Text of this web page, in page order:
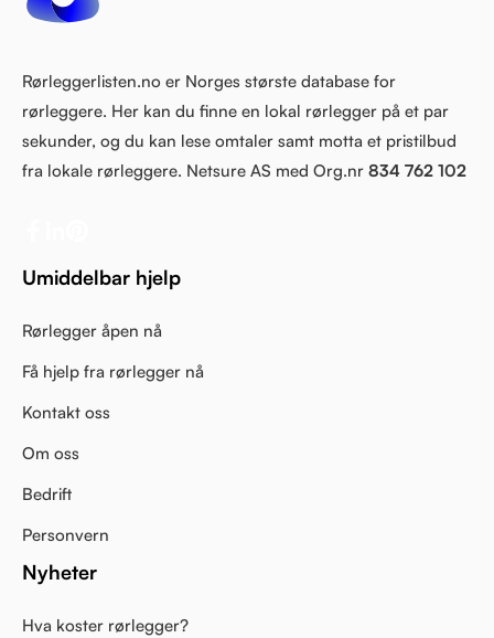
Rørleggerlisten.no er Norges største database for
rørleggere. Her kan du finne en lokal rørlegger på et par
sekunder, og du kan lese omtaler samt motta et pristilbud
fra lokale rørleggere. Netsure AS med Org.nr 834 762 102
Umiddelbar hjelp
Rørlegger åpen nå
Få hjelp fra rørlegger nå
Kontakt oss
Om oss
Bedrift
Personvern
Nyheter
Hva koster rørlegger?